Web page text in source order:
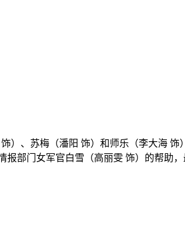
）、苏梅（潘阳 饰）和师乐（李大海
部门女军官白雪（高丽雯 饰）的帮助，